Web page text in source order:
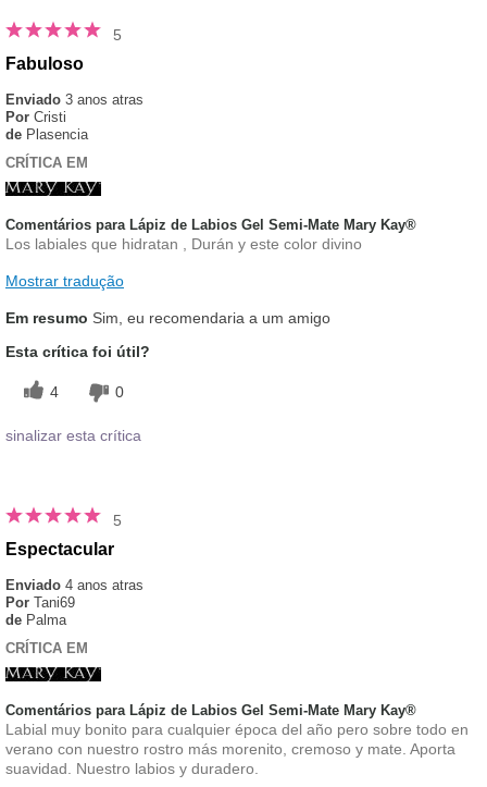
5
Fabuloso
Enviado 3 anos atras
Por Cristi
de Plasencia
CRÍTICA EM
Comentários para Lápiz de Labios Gel Semi-Mate Mary Kay®
Los labiales que hidratan , Durán y este color divino
Mostrar tradução
Em resumo Sim, eu recomendaria a um amigo
Esta crítica foi útil?
4 0
sinalizar esta crítica
5
Espectacular
Enviado 4 anos atras
Por Tani69
de Palma
CRÍTICA EM
Comentários para Lápiz de Labios Gel Semi-Mate Mary Kay®
Labial muy bonito para cualquier época del año pero sobre todo en
verano con nuestro rostro más morenito, cremoso y mate. Aporta
suavidad. Nuestro labios y duradero.